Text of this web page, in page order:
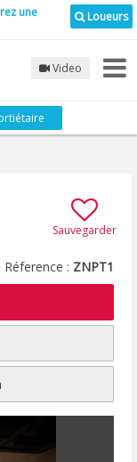
Loueurs
une
Video
Sauvegarder
Réference : ZNPT1